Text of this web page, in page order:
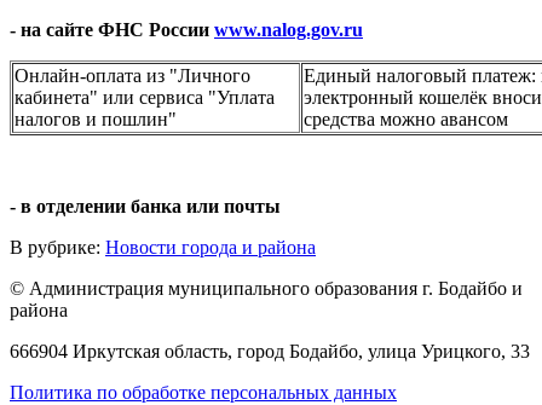
- на сайте ФНС России www.nalog.gov.ru
Онлайн-оплата из "Личного
кабинета" или сервиса "Уплата
налогов и пошлин"
Единый налоговый платеж:
электронный кошелёк
средства можно авансом
- в отделении банка или почты
В рубрике: Новости города и района
© Администрация муниципального образования г. Бодайбо и
района
666904 Иркутская область, город Бодайбо, улица Урицкого, 33
Политика по обработке персональных данных